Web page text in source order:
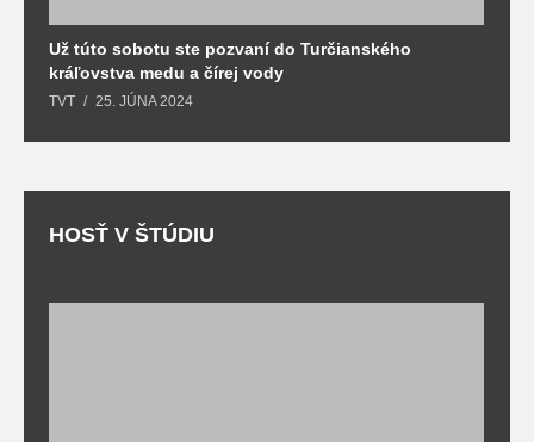
Už túto sobotu ste pozvaní do Turčianského
kráľovstva medu a čírej vody
TVT 25. JÚNA 2024
HOSŤ V ŠTÚDIU